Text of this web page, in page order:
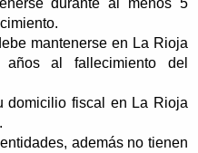
mantenerse en La Rioja
al fallecimiento del
domicilio fiscal en La Rioja
además no tienen